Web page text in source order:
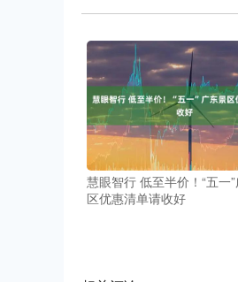
慧眼智行 低至半价！“五一
区优惠清单请收好